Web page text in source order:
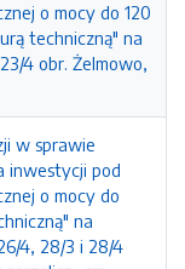
o mocy do 120
techniczną" na
4 obr. Żelmowo,
w sprawie
inwestycji pod
o mocy do
na
4, 28/3 i 28/4